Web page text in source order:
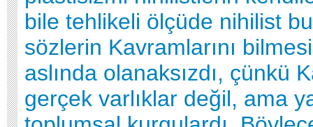
bile tehlikeli ölçüde nihilist
sözlerin Kavramlarını
aslında olanaksızdı, çünkü
gerçek varlıklar değil, ama